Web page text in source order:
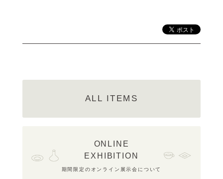
ALL ITEMS
ONLINE
EXHIBITION
期間限定のオンライン展示会について